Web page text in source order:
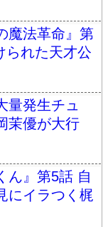
魔法革命』第
られた天才公
量発生チュ
茉優が大行
ん』第5話 自
にイラつく梶